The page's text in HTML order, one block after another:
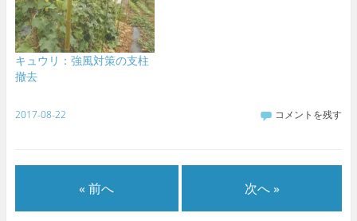
キュウリ：強風対策の支柱
撤去
2017-08-22 コメントを残す
« 前へ 次へ »